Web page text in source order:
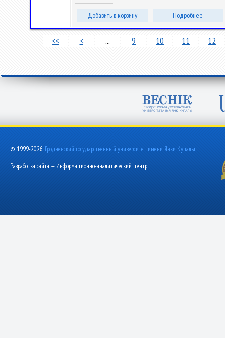
Добавить в корзину Подробнее
<< < ... 9 10 11 12
© 1999-2026, Гродненский государственный университет имени Янки Купалы
Разработка сайта — Информационно-аналитический центр